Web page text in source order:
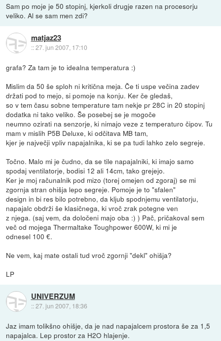
Sam po moje je 50 stopinj, kjerkoli drugje razen na procesorju
veliko. Al se sam men zdi?
matjaz23
::27. jun 2007, 17:10
grafa? Za tam je to idealna temperatura :)
Mislim da 50 še sploh ni kritična meja. Če ti uspe večina zadev
držati pod to mejo, si pomoje na konju. Ker če gledaš,
so v tem času sobne temperature tam nekje pr 28C in 20 stopinj
dodatka ni tako veliko. Še posebej se je mogoče
neumno ozirati na senzorje, ki nimajo veze z temperaturo čipov. Tu
mam v mislih P5B Deluxe, ki odčitava MB tam,
kjer je največji vpliv napajalnika, ki se pa tudi lahko zelo segreje.
Točno. Malo mi je čudno, da se tile napajalniki, ki imajo samo
spodaj ventilatorje, bodisi 12 ali 14cm, tako grejejo.
Ker je moj računalnik pod mizo (torej omejen od zgoraj) se mi
zgornja stran ohišja lepo segreje. Pomoje je to "sfalen"
design in bi res bilo potrebno, da kljub spodnjemu ventilatorju,
napajalc obdrži še klasičnega, ki vroč zrak potegne ven
z njega. (saj vem, da določeni majo oba :) ) Pač, pričakoval sem
več od mojega Thermaltake Toughpower 600W, ki mi je
odnesel 100 €.
Ne vem, kaj mate ostali tud vroč zgornji "dekl" ohišja?
LP
UNIVERZUM
::27. jun 2007, 18:36
Jaz imam tolikšno ohišje, da je nad napajalcem prostora še za 1,5
napajalca. Lep prostor za H2O hlajenje.